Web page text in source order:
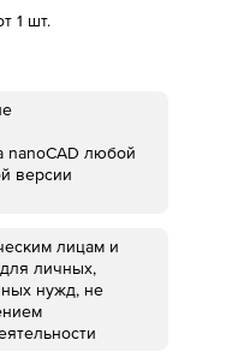
1 шт.
nanoCAD любой
версии
лицам и
личных,
нужд, не